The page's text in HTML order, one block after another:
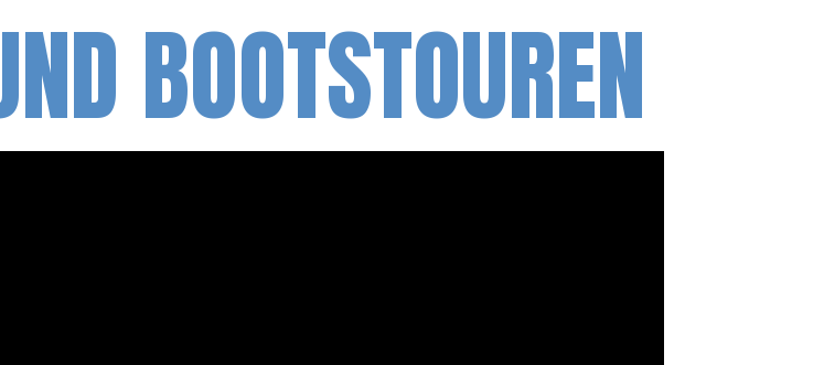
BOOTSTOUREN